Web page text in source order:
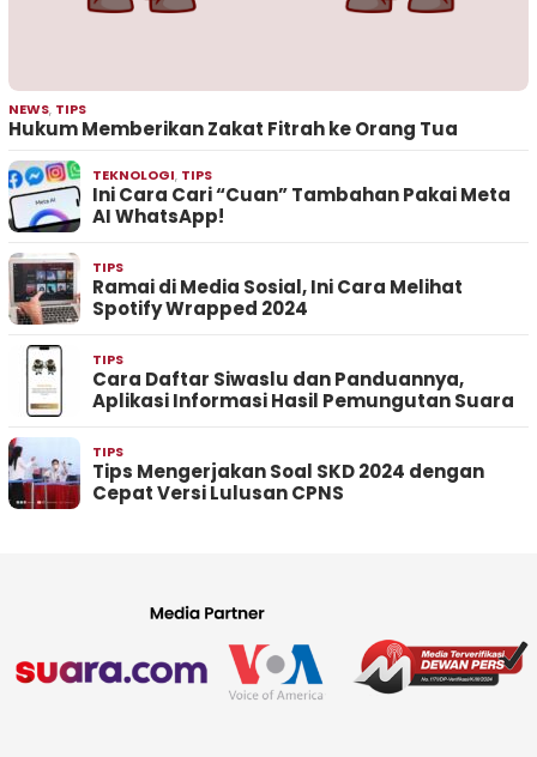
NEWS, TIPS
Hukum Memberikan Zakat Fitrah ke Orang Tua
TEKNOLOGI, TIPS
Ini Cara Cari “Cuan” Tambahan Pakai Meta
AI WhatsApp!
TIPS
Ramai di Media Sosial, Ini Cara Melihat
Spotify Wrapped 2024
TIPS
Cara Daftar Siwaslu dan Panduannya,
Aplikasi Informasi Hasil Pemungutan Suara
TIPS
Tips Mengerjakan Soal SKD 2024 dengan
Cepat Versi Lulusan CPNS